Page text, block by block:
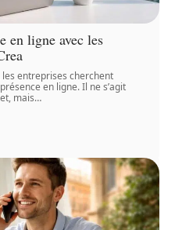
en ligne avec les
les entreprises cherchent
en ligne. Il ne s’agit
mais…